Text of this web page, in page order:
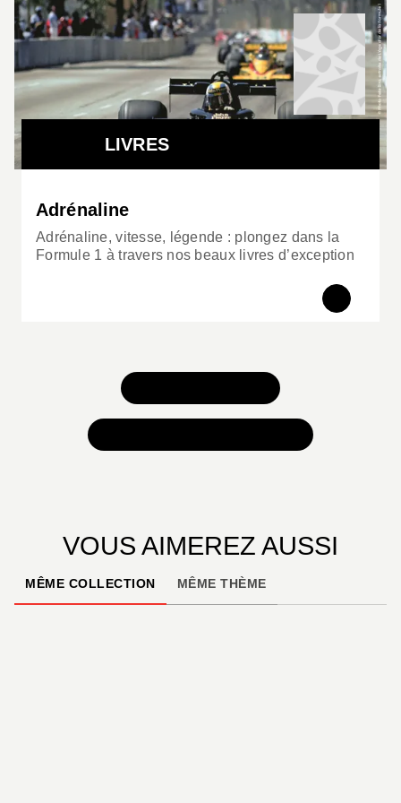
LIVRES
Adrénaline
Adrénaline, vitesse, légende : plongez dans la
Formule 1 à travers nos beaux livres d’exception
VOUS AIMEREZ AUSSI
MÊME COLLECTION MÊME THÈME